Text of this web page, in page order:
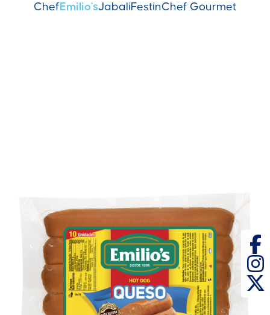
Chef Emilio'sJabalíFestínChef Gourmet